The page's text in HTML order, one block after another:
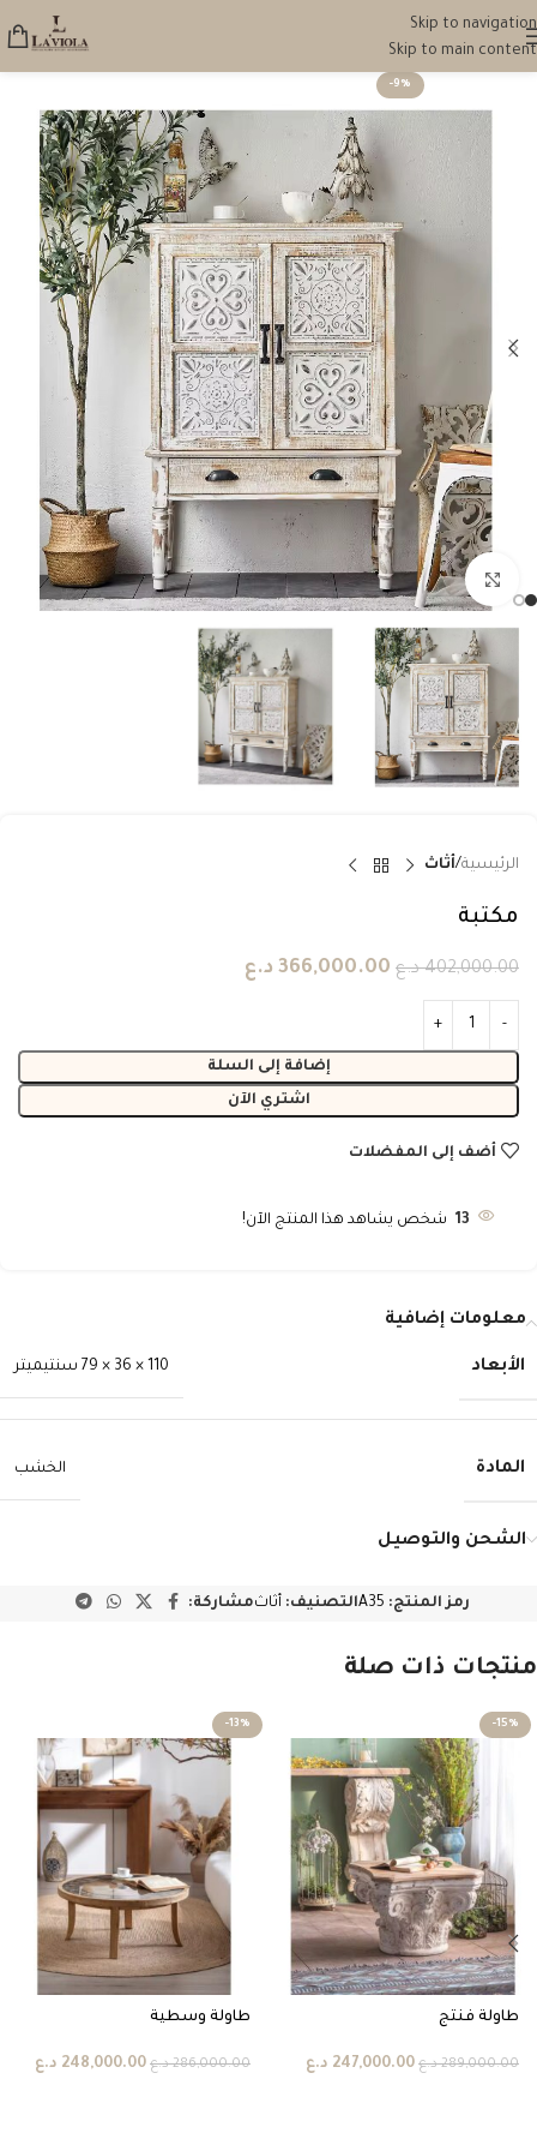
Skip to navigation
Skip to main content
-9%
انقر للتكبير
الرئيسية أثاث
مكتبة
402,000.00 د.ع 366,000.00 د.ع
إضافة إلى السلة
اشتري الآن
أضف إلى المفضلات
13 شخص يشاهد هذا المنتج الآن!
معلومات إضافية
الأبعاد 110 × 36 × 79 سنتيميتر
المادة الخشب
الشحن والتوصيل
رمز المنتج: A35التصنيف: أثاثمشاركة:
منتجات ذات صلة
-15%
طاولة فنتج
289,000.00 د.ع 247,000.00 د.ع
-13%
طاولة وسطية
286,000.00 د.ع 248,000.00 د.ع